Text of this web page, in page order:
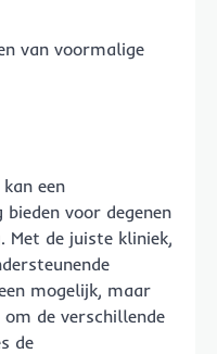
van voormalige
kan een
voor degenen
Met de juiste kliniek,
mogelijk, maar
de verschillende
de